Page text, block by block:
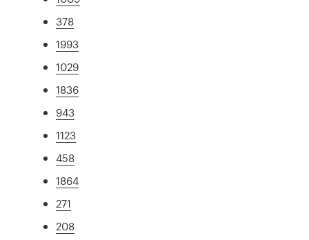
378
1993
1029
1836
943
1123
458
1864
271
208